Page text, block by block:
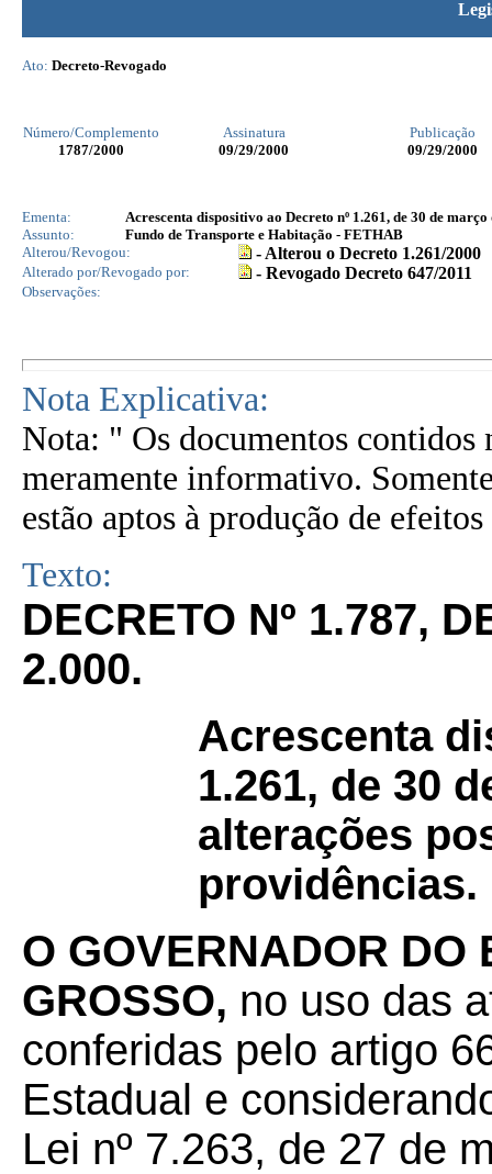
Ato: Decreto-Revogado
Número/Complemento Assinatura
Publicação
1787/2000 09/29/2000 09/29/2000
Ementa:
Acrescenta dispositivo ao Decreto nº 1.261, de 30 de
Assunto:
Fundo de Transporte e Habitação - FETHAB
Alterou/Revogou:
- Alterou o Decreto 1.261/2000
Alterado por/Revogado por: - Revogado Decreto 647/2011
Observações:
Nota Explicativa:
Nota: " Os documentos contidos
meramente informativo.
estão aptos à produção de
Texto:
DECRETO Nº 1.787,
2.000.
Acrescenta
1.261, de 30
alterações
providências.
O GOVERNADOR DO
GROSSO, no uso das
conferidas pelo artigo
Estadual e
Lei nº 7.263, de 27 de